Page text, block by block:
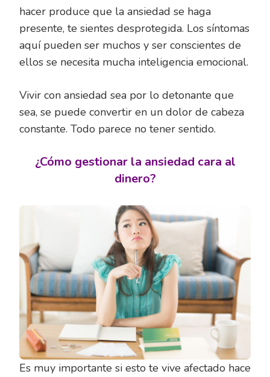
hacer produce que la ansiedad se haga
presente, te sientes desprotegida. Los síntomas
aquí pueden ser muchos y ser conscientes de
ellos se necesita mucha inteligencia emocional.
Vivir con ansiedad sea por lo detonante que
sea, se puede convertir en un dolor de cabeza
constante. Todo parece no tener sentido.
¿Cómo gestionar la ansiedad cara al
dinero?
Es muy importante si esto te vive afectado hace